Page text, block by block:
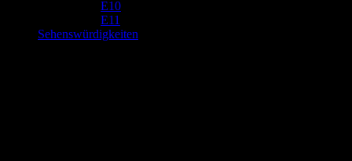
E10
E11
Sehenswürdigkeiten